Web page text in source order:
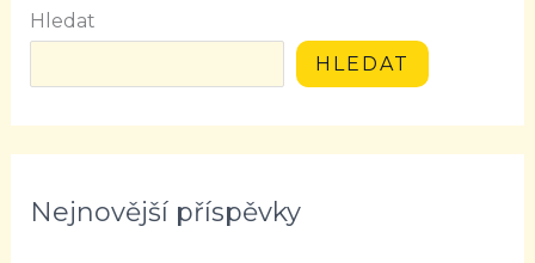
Hledat
HLEDAT
Nejnovější příspěvky